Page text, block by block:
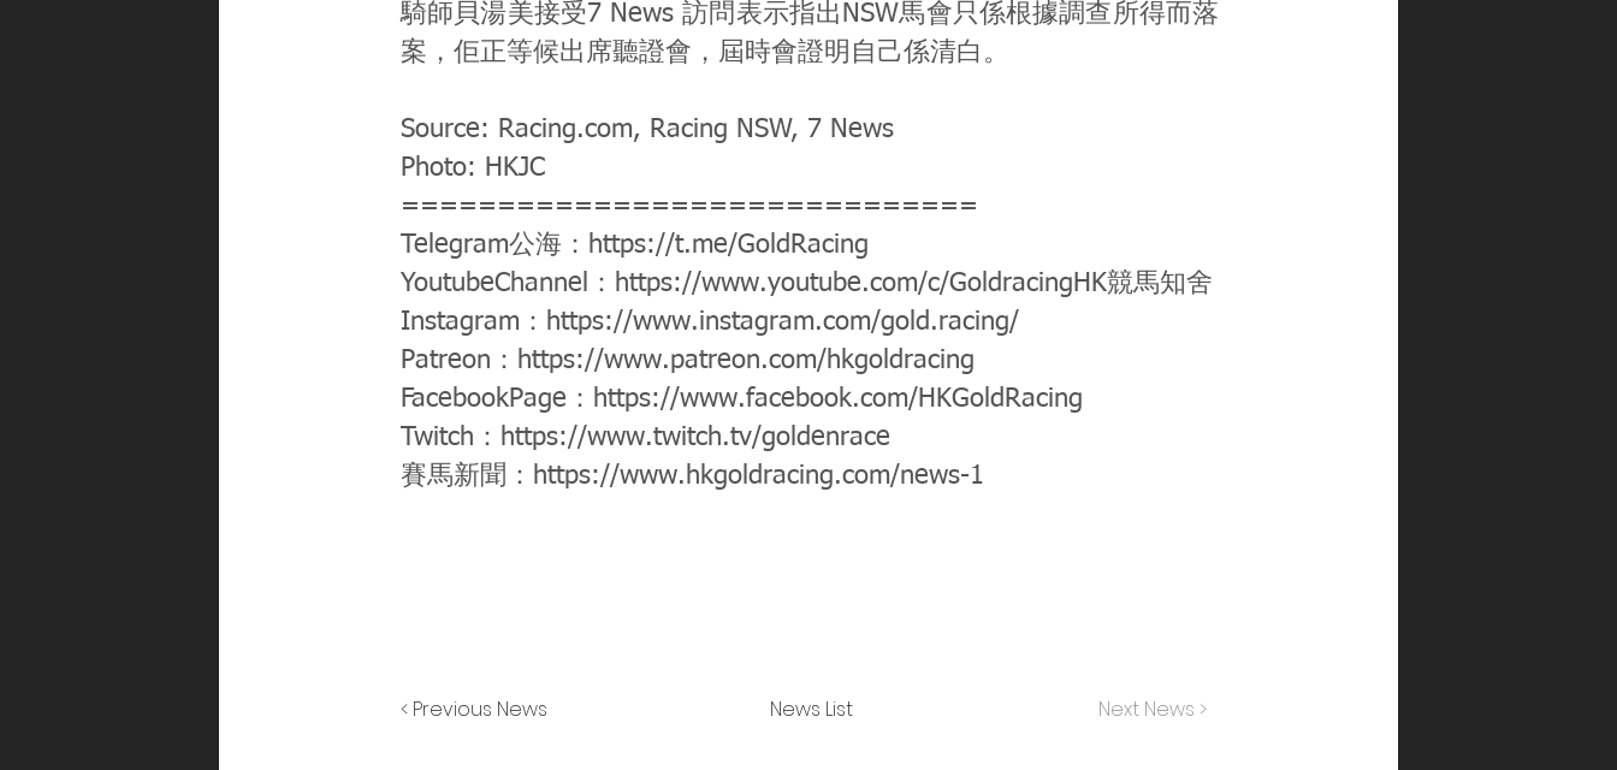
騎師貝湯美接受7 News 訪問表示指出NSW馬會只係根據調查所得而落
案，佢正等候出席聽證會，屆時會證明自己係清白。
Source: Racing.com, Racing NSW, 7 News
Photo: HKJC
==============================
Telegram公海： https://t.me/GoldRacing
YoutubeChannel： https://www.youtube.com/c/GoldracingHK競馬知舍
Instagram： https://www.instagram.com/gold.racing/
Patreon： https://www.patreon.com/hkgoldracing
FacebookPage： https://www.facebook.com/HKGoldRacing
Twitch： https://www.twitch.tv/goldenrace
賽馬新聞： https://www.hkgoldracing.com/news-1
< Previous News News List Next News >